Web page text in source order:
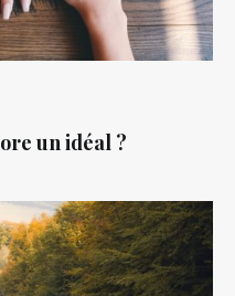
un idéal ?